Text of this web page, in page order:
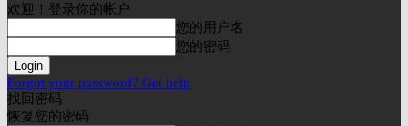
欢迎！登录你的帐户
您的用户名
您的密码
Forgot your password? Get help
找回密码
恢复您的密码